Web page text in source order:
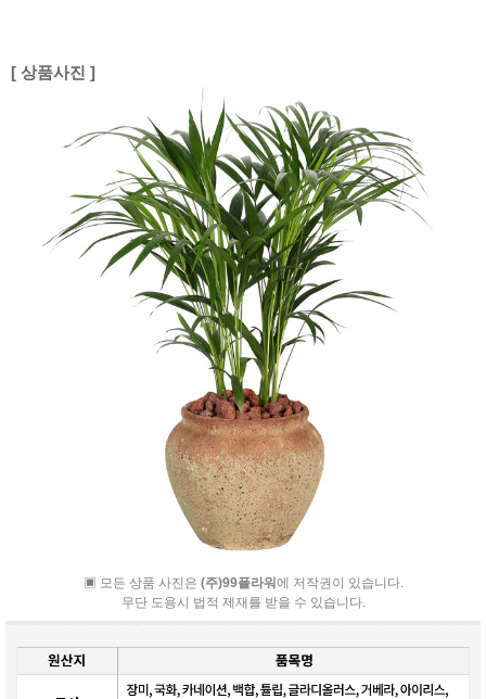
[ 상품사진 ]
▣ 모든 상품 사진은 (주)99플라워에 저작권이 있습니다.
무단 도용시 법적 제재를 받을 수 있습니다.